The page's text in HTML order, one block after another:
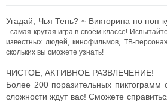
Угадай, Чья Тень? ~ Викторина по поп
- самая крутая игра в своём классе!
известных людей, кинофильмов, ТВ-
скольких вы сможете узнать!
ЧИСТОЕ, АКТИВНОЕ РАЗВЛЕЧЕНИЕ!
Более 200 поразительных пиктограмм
сложности ждут вас! Сможете